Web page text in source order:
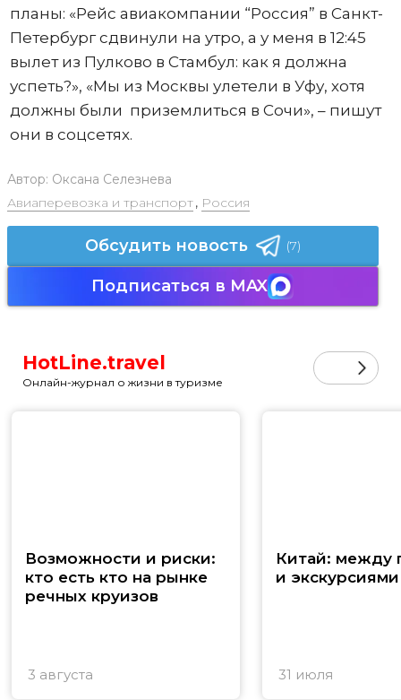
планы: «Рейс авиакомпании “Россия” в Санкт-
Петербург сдвинули на утро, а у меня в 12:45
вылет из Пулково в Стамбул: как я должна
успеть?», «Мы из Москвы улетели в Уфу, хотя
должны были приземлиться в Сочи», – пишут
они в соцсетях.
Автор: Оксана Селезнева
Авиаперевозка и транспорт, Россия
Обсудить новость (7)
Подписаться в MAX
HotLine.travel
Онлайн-журнал о жизни в туризме
Возможности и риски:
кто есть кто на рынке
речных круизов
3 августа
Китай: между
и экскурсиями
31 июля